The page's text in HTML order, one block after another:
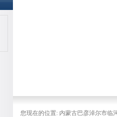
您现在的位置: 内蒙古巴彦淖尔市临